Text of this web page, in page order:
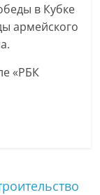
в Кубке
армейского
«РБК